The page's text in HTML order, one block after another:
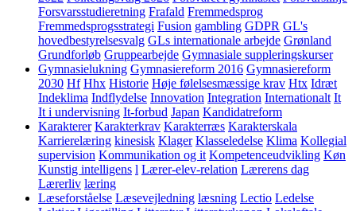
Forsvarsstudieretning Frafald Fremmedsprog
Fremmedsprogsstrategi Fusion gambling GDPR GL's
hovedbestyrelsesvalg GLs internationale arbejde Grønland
Grundforløb Gruppearbejde Gymnasiale suppleringskurser
Gymnasielukning Gymnasiereform 2016 Gymnasiereform
2030 Hf Hhx Historie Høje følelsesmæssige krav Htx Idræt
Indeklima Indflydelse Innovation Integration Internationalt It
It i undervisning It-forbud Japan Kandidatreform
Karakterer Karakterkrav Karakterræs Karakterskala
Karrierelæring kinesisk Klager Klasseledelse Klima Kollegial
supervision Kommunikation og it Kompetenceudvikling Køn
Kunstig intelligens l Lærer-elev-relation Lærerens dag
Lærerliv læring
Læseforståelse Læsevejledning læsning Lectio Ledelse